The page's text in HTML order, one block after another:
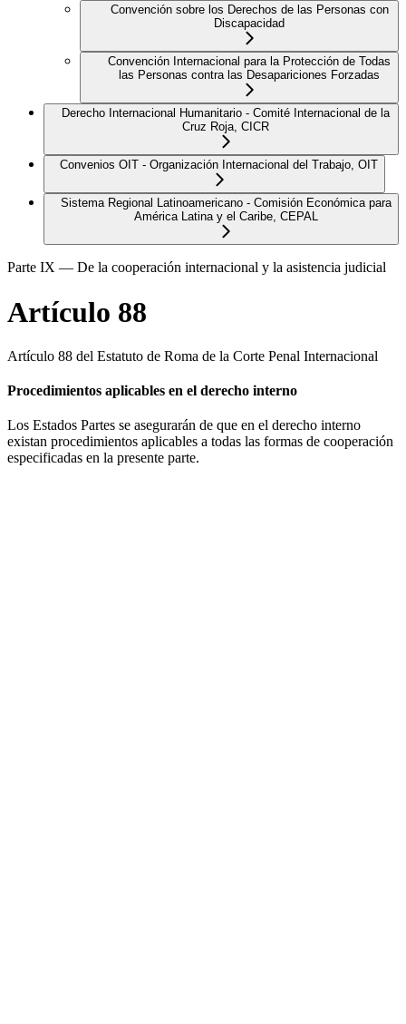
Convención sobre los Derechos de las Personas con
Discapacidad
Convención Internacional para la Protección de Todas
las Personas contra las Desapariciones Forzadas
Derecho Internacional Humanitario - Comité Internacional de la
Cruz Roja, CICR
Convenios OIT - Organización Internacional del Trabajo, OIT
Sistema Regional Latinoamericano - Comisión Económica para
América Latina y el Caribe, CEPAL
Parte IX — De la cooperación internacional y la asistencia judicial
Artículo 88
Artículo 88 del Estatuto de Roma de la Corte Penal Internacional
Procedimientos aplicables en el derecho interno
Los Estados Partes se asegurarán de que en el derecho interno
existan procedimientos aplicables a todas las formas de cooperación
especificadas en la presente parte.